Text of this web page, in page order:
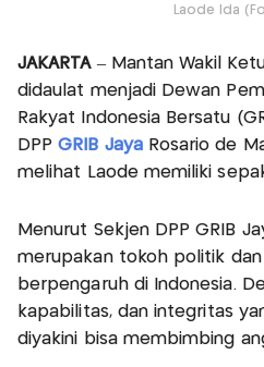
Laode Ida
JAKARTA– Mantan Wakil
didaulat menjadi Dewan
Rakyat Indonesia Bersatu
DPPGRIB JayaRosario de
melihat Laode memiliki
Menurut Sekjen DPP GRIB
merupakan tokoh politik dan
berpengaruh di Indonesia.
kapabilitas, dan integritas
diyakini bisa membimbing